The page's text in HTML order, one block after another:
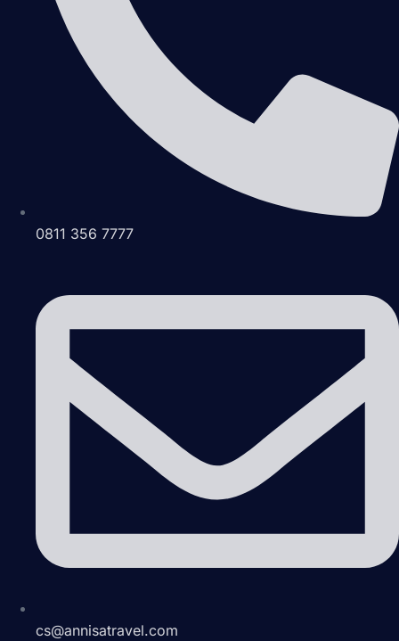
0811 356 7777
cs@annisatravel.com